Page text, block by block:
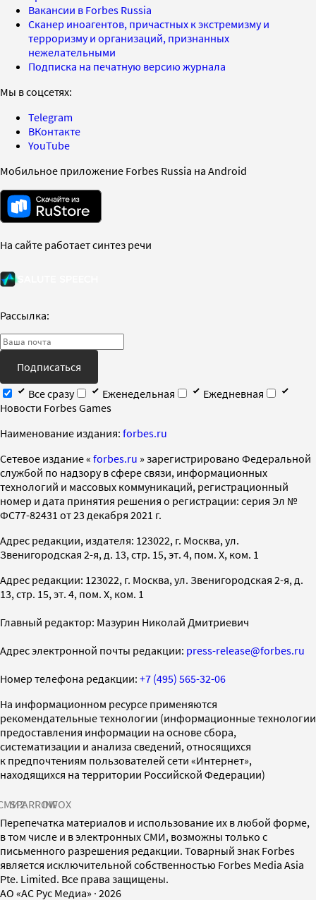
Вакансии в Forbes Russia
Сканер иноагентов, причастных к экстремизму и
терроризму и организаций, признанных
нежелательными
Подписка на печатную версию журнала
Мы в соцсетях:
Telegram
ВКонтакте
YouTube
Мобильное приложение Forbes Russia на Android
На сайте работает синтез речи
Рассылка:
Подписаться
Все сразу
Еженедельная
Ежедневная
Новости Forbes Games
Наименование издания: forbes.ru
Cетевое издание « forbes.ru » зарегистрировано Федеральной
службой по надзору в сфере связи, информационных
технологий и массовых коммуникаций, регистрационный
номер и дата принятия решения о регистрации: серия Эл №
ФС77-82431 от 23 декабря 2021 г.
Адрес редакции, издателя: 123022, г. Москва, ул.
Звенигородская 2-я, д. 13, стр. 15, эт. 4, пом. X, ком. 1
Адрес редакции: 123022, г. Москва, ул. Звенигородская 2-я, д.
13, стр. 15, эт. 4, пом. X, ком. 1
Главный редактор: Мазурин Николай Дмитриевич
Адрес электронной почты редакции: press-release@forbes.ru
Номер телефона редакции: +7 (495) 565-32-06
На информационном ресурсе применяются
рекомендательные технологии (информационные технологии
предоставления информации на основе сбора,
систематизации и анализа сведений, относящихся
к предпочтениям пользователей сети «Интернет»,
находящихся на территории Российской Федерации)
SPARROWINFOX
Перепечатка материалов и использование их в любой форме,
в том числе и в электронных СМИ, возможны только с
письменного разрешения редакции. Товарный знак Forbes
является исключительной собственностью Forbes Media Asia
Pte. Limited. Все права защищены.
AO «АС Рус Медиа» · 2026